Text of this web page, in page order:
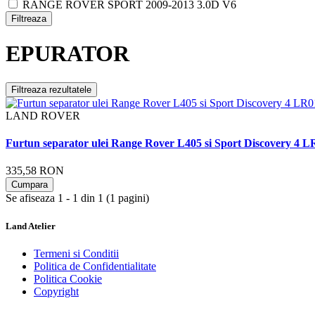
RANGE ROVER SPORT 2009-2013 3.0D V6
Filtreaza
EPURATOR
Filtreaza rezultatele
LAND ROVER
Furtun separator ulei Range Rover L405 si Sport Discovery 4
335,58 RON
Cumpara
Se afiseaza 1 - 1 din 1 (1 pagini)
Land Atelier
Termeni si Conditii
Politica de Confidentialitate
Politica Cookie
Copyright